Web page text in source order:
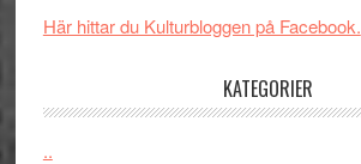
Här hittar du Kulturbloggen på Facebook.
KATEGORIER
..